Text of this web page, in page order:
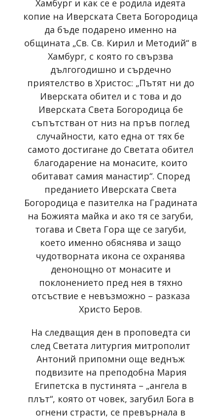
Хамбург и как се е родила идеята
копие на Иверската Света Богородица
да бъде подарено именно на
общината „Св. Св. Кирил и Методий“ в
Хамбург, с която го свързва
дългогодишно и сърдечно
приятелство в Христос: „Пътят ни до
Иверската обител и с това и до
Иверската Света Богородица бе
съпътстван от низ на пръв поглед
случайности, като една от тях бе
самото достигане до Светата обител
благодарение на монасите, които
обитават самия манастир“. Според
преданието Иверската Света
Богородица е пазителка на Градината
на Божията майка и ако тя се загуби,
тогава и Света Гора ще се загуби,
което именно обяснява и защо
чудотворната икона се охранява
денонощно от монасите и
поклонението пред нея в тяхно
отсъствие е невъзможно – разказа
Христо Беров.
На следващия ден в проповедта си
след Светата литургия митрополит
Антоний припомни още веднъж
подвизите на преподобна Мария
Египетска в пустинята – „ангела в
плът“, която от човек, загубил Бога в
огнени страсти, се превърнала в